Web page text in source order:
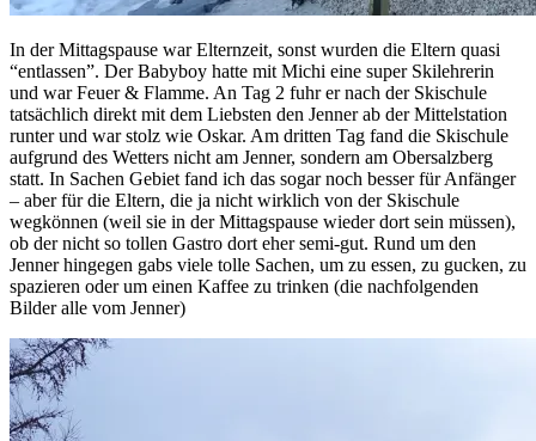
In der Mittagspause war Elternzeit, sonst wurden die Eltern quasi
“entlassen”. Der Babyboy hatte mit Michi eine super Skilehrerin
und war Feuer & Flamme. An Tag 2 fuhr er nach der Skischule
tatsächlich direkt mit dem Liebsten den Jenner ab der Mittelstation
runter und war stolz wie Oskar. Am dritten Tag fand die Skischule
aufgrund des Wetters nicht am Jenner, sondern am Obersalzberg
statt. In Sachen Gebiet fand ich das sogar noch besser für Anfänger
– aber für die Eltern, die ja nicht wirklich von der Skischule
wegkönnen (weil sie in der Mittagspause wieder dort sein müssen),
ob der nicht so tollen Gastro dort eher semi-gut. Rund um den
Jenner hingegen gabs viele tolle Sachen, um zu essen, zu gucken, zu
spazieren oder um einen Kaffee zu trinken (die nachfolgenden
Bilder alle vom Jenner)